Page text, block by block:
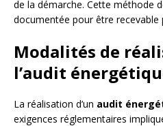
de la démarche. Cette méthode
documentée pour être recevable
Modalités de
l’audit
La réalisation d’un audit
exigences réglementaires